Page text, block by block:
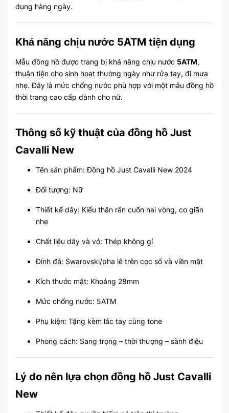
dụng hàng ngày.
Khả năng chịu nước 5ATM tiện dụng
Mẫu đồng hồ được trang bị khả năng chịu nước 5ATM,
thuận tiện cho sinh hoạt thường ngày như rửa tay, đi mưa
nhẹ. Đây là mức chống nước phù hợp với một mẫu đồng hồ
thời trang cao cấp dành cho nữ.
Thông số kỹ thuật của đồng hồ Just
Cavalli New
Tên sản phẩm: Đồng hồ Just Cavalli New 2024
Đối tượng: Nữ
Thiết kế dây: Kiểu thân rắn cuốn hai vòng, co giãn
nhẹ
Chất liệu dây và vỏ: Thép không gỉ
Đính đá: Swarovski/pha lê trên cọc số và viền mặt
Kích thước mặt: Khoảng 28mm
Mức chống nước: 5ATM
Phụ kiện: Tặng kèm lắc tay cùng tone
Phong cách: Sang trọng – thời thượng – sành điệu
Lý do nên lựa chọn đồng hồ Just Cavalli
New